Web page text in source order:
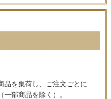
品を集荷し、ご注文ごとに
一部商品を除く）。